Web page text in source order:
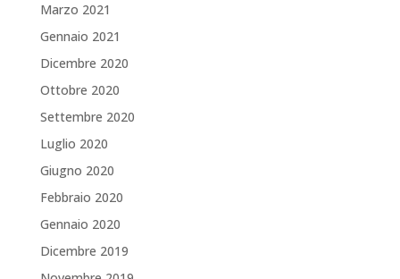
Marzo 2021
Gennaio 2021
Dicembre 2020
Ottobre 2020
Settembre 2020
Luglio 2020
Giugno 2020
Febbraio 2020
Gennaio 2020
Dicembre 2019